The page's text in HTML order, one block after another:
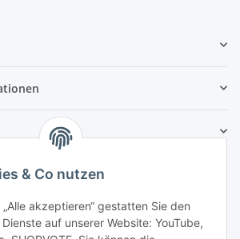
& Co nutzen
akzeptieren“ gestatten Sie den
auf unserer Website: YouTube,